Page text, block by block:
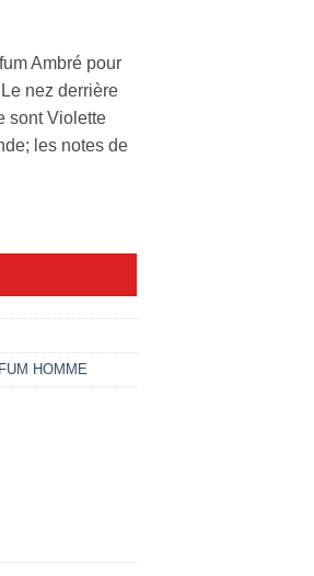
Ambré pour
nez derrière
sont Violette
les notes de
HOMME